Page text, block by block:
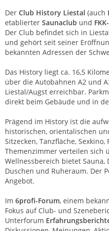
Der Club History Liestal (auch
etablierter Saunaclub und
Der Club befindet sich in
und gehört seit seiner
bekannten Adressen der
Das History liegt ca. 16,5
über die Autobahnen A2 und
Liestal/Augst erreichbar.
direkt beim Gebäude und in
Prägend im History ist die
historischen, orientalischen
Sitzecken, Tanzfläche,
Themenzimmer verteilen sich
Wellnessbereich bietet
Duschen und Ruheraum. Der
Angebot.
Im 6profi-Forum, einem
Fokus auf Club- und
Unterforum